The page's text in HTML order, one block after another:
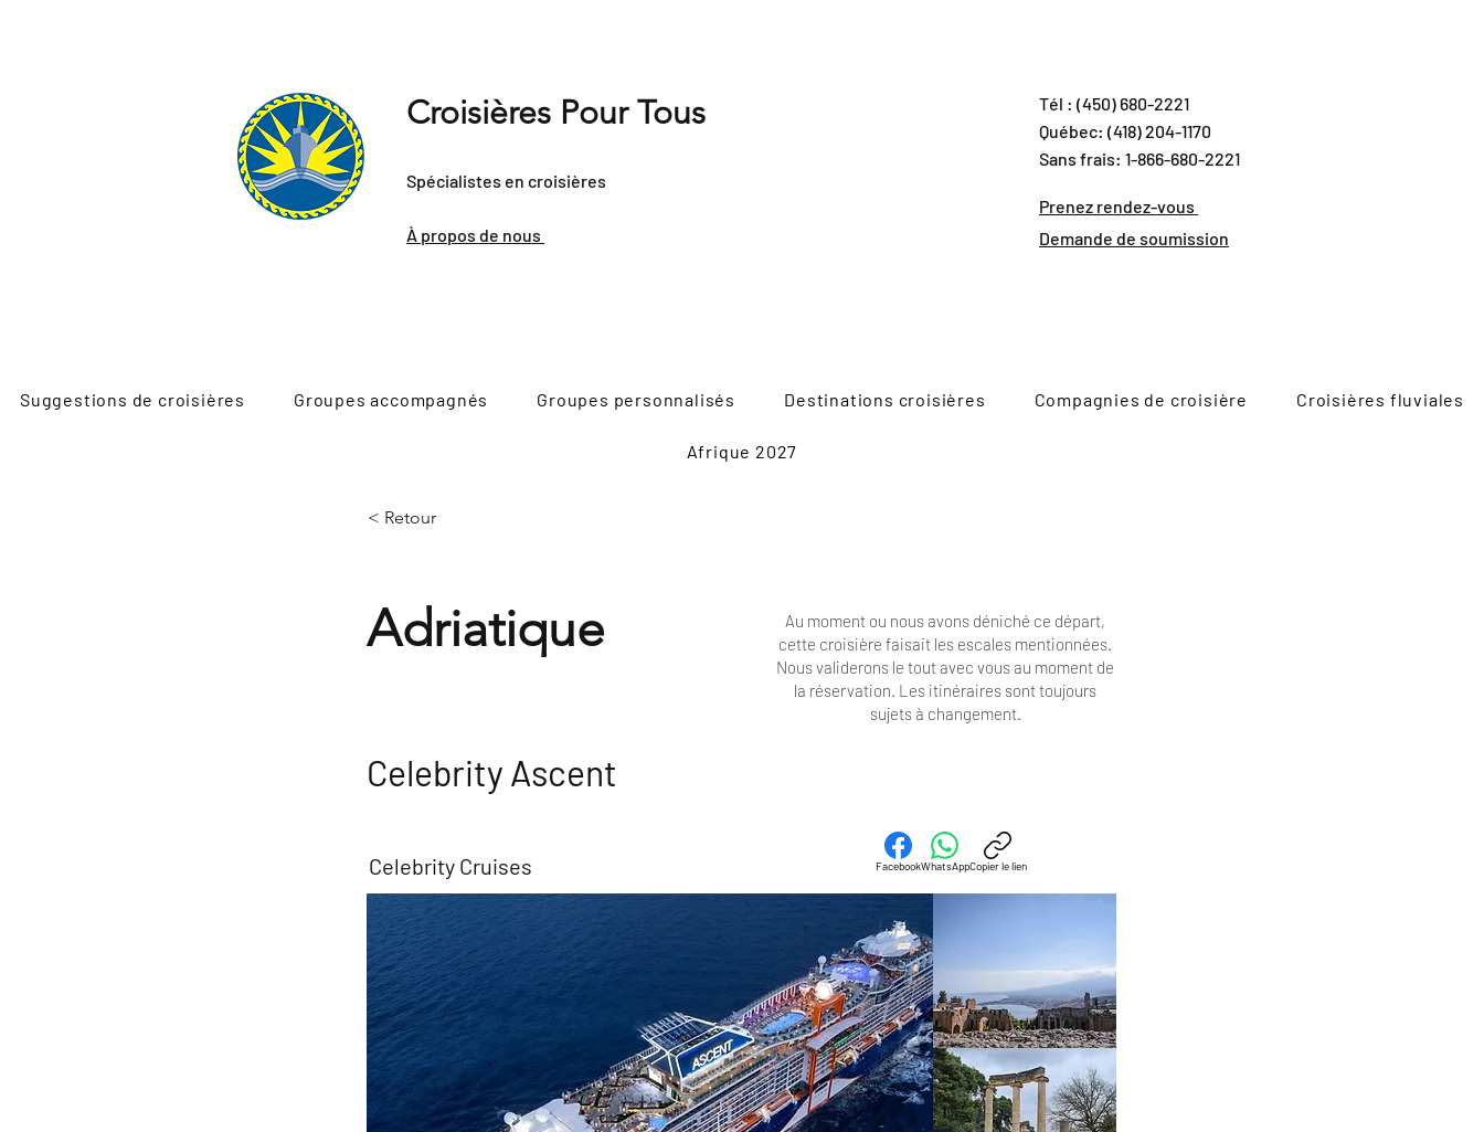
Croisières Pour Tous
Spécialistes en croisières
À propos de nous
Tél : (450) 680-2221
Québec: (418) 204-1170
Sans frais: 1-866-680-2221
Prenez rendez-vous
Demande de soumission
Suggestions de croisières Groupes accompagnés Groupes personnalisés Destinations croisières Compagnies de croisière Croisières fluviales
Afrique 2027
< Retour
Adriatique
Au moment ou nous avons déniché ce départ,
cette croisière faisait les escales mentionnées.
Nous validerons le tout avec vous au moment de
la réservation. Les itinéraires sont toujours
sujets à changement.
Celebrity Ascent
Celebrity Cruises FacebookWhatsAppCopier le lien